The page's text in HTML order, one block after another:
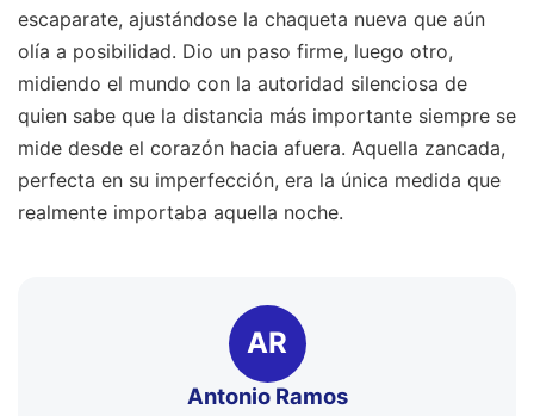
escaparate, ajustándose la chaqueta nueva que aún
olía a posibilidad. Dio un paso firme, luego otro,
midiendo el mundo con la autoridad silenciosa de
quien sabe que la distancia más importante siempre se
mide desde el corazón hacia afuera. Aquella zancada,
perfecta en su imperfección, era la única medida que
realmente importaba aquella noche.
AR
Antonio Ramos